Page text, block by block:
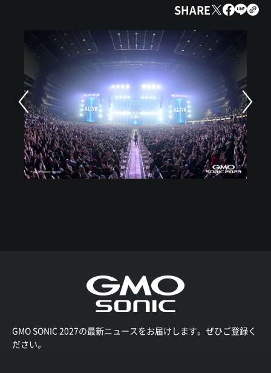
SHARE
GMO SONIC 2027の最新ニュースをお届けします。ぜひご登録く
ださい。